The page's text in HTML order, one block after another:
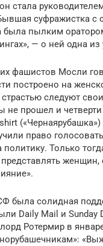
стала
суфражистка с
была пылким
— о ней одна
фашистов Мосли
построено на
следуют
прошел и четверти
(«Чернаярубашка»)
право
политику. Только
женщин,
была солидная
Daily Mail и Sunday
Ротермир в